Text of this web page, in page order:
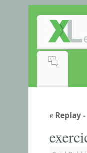
« Replay